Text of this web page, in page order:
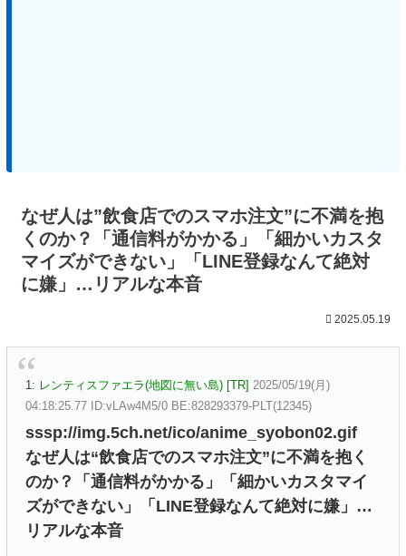
なぜ人は”飲食店でのスマホ注文”に不満を抱
くのか？「通信料がかかる」「細かいカスタ
マイズができない」「LINE登録なんて絶対
に嫌」…リアルな本音
2025.05.19
1: レンティスファエラ(地図に無い島) [TR] 2025/05/19(月)
04:18:25.77 ID:vLAw4M5/0 BE:828293379-PLT(12345)
sssp://img.5ch.net/ico/anime_syobon02.gif
なぜ人は“飲食店でのスマホ注文”に不満を抱く
のか？「通信料がかかる」「細かいカスタマイ
ズができない」「LINE登録なんて絶対に嫌」…
リアルな本音